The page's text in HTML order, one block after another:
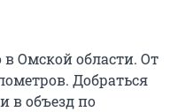
Омской области. От
Добраться
в объезд по